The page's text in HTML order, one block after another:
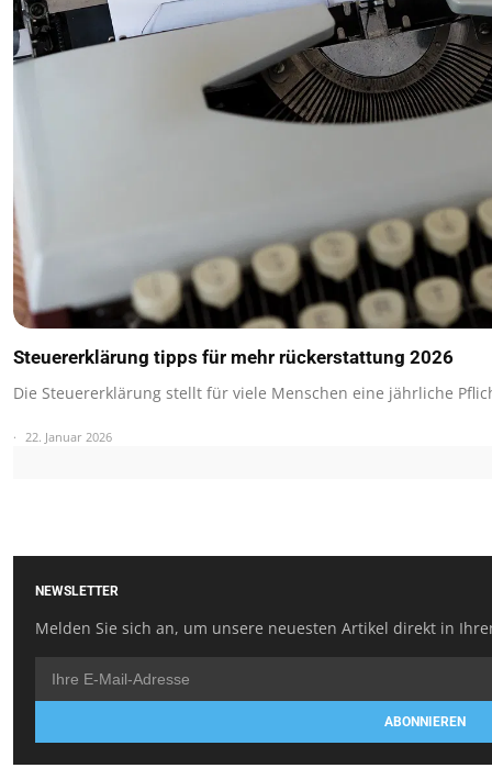
Steuererklärung tipps für mehr rückerstattung 2026
Die Steuererklärung stellt für viele Menschen eine jährliche
22. Januar 2026
NEWSLETTER
Melden Sie sich an, um unsere neuesten Artikel direkt in
ABONNIEREN